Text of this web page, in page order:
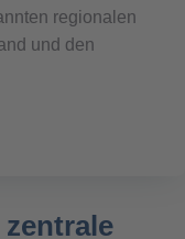
regionalen
und den